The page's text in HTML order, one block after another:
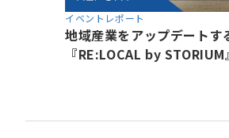
イベントレポート
地域産業をアップデートす
『RE:LOCAL by